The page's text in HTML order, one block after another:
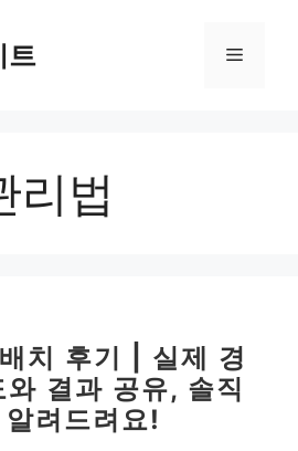
트 메
리법
치 후기 | 실제 경
결과 공유, 솔직
려드려요!